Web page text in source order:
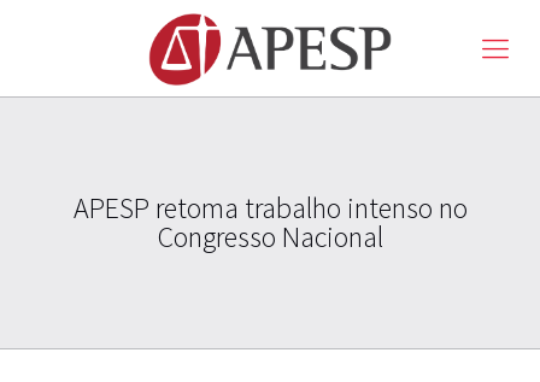
APESP retoma trabalho intenso no
Congresso Nacional